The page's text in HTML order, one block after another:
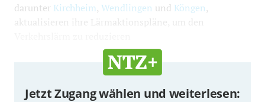
darunter Kirchheim, Wendlingen und Köngen,
aktualisieren ihre Lärmaktionspläne, um den
Jetzt Zugang wählen und weiterlesen: